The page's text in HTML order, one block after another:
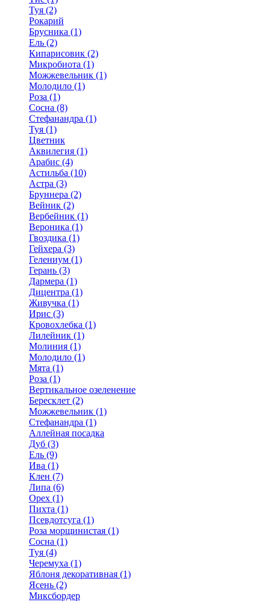
Туя (2)
Рокарий
Брусника (1)
Ель (2)
Кипарисовик (2)
Микробиота (1)
Можжевельник (1)
Молодило (1)
Роза (1)
Сосна (8)
Стефанандра (1)
Туя (1)
Цветник
Аквилегия (1)
Арабис (4)
Астильба (10)
Астра (3)
Бруннера (2)
Вейник (2)
Вербейник (1)
Вероника (1)
Гвоздика (1)
Гейхера (3)
Гелениум (1)
Герань (3)
Дармера (1)
Дицентра (1)
Живучка (1)
Ирис (3)
Кровохлебка (1)
Лилейник (1)
Молиния (1)
Молодило (1)
Мята (1)
Роза (1)
Вертикальное озеленение
Бересклет (2)
Можжевельник (1)
Стефанандра (1)
Аллейная посадка
Дуб (3)
Ель (9)
Ива (1)
Клен (7)
Липа (6)
Орех (1)
Пихта (1)
Псевдотсуга (1)
Роза морщинистая (1)
Сосна (1)
Туя (4)
Черемуха (1)
Яблоня декоративная (1)
Ясень (2)
Миксбордер